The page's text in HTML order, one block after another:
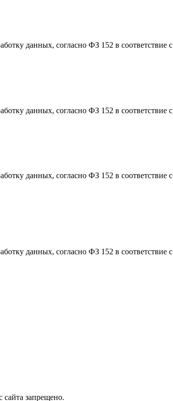
данных, согласно ФЗ 152 в соответствие с
данных, согласно ФЗ 152 в соответствие с
данных, согласно ФЗ 152 в соответствие с
данных, согласно ФЗ 152 в соответствие с
запрещено.